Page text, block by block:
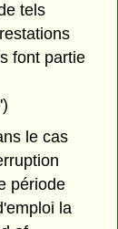
tels
font partie
le cas
période
la